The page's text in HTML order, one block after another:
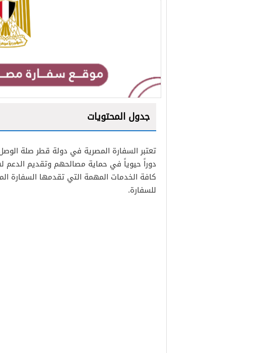
جدول المحتويات
2
تعتبر السفارة المصرية في دولة قطر صلة
دوراً حيوياً في حماية مصالحهم وتقديم
كافة الخدمات المهمة التي تقدمها السفارة
للسفارة.